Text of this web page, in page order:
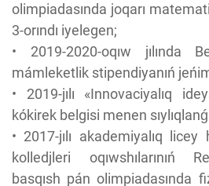
olimpiadasında joqarı
3-orındı iyelegen;
• 2019-2020-oqıw jılında
mámleketlik stipendiyanıń
• 2019-jılı «Innovaciyalıq
kókirek belgisi menen
• 2017-jılı akademiyalıq
kolledjleri oqıwshılarınıń
basqısh pán olimpiadasında